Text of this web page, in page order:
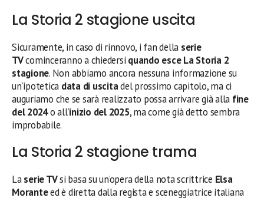
La Storia 2 stagione uscita
Sicuramente, in caso di rinnovo, i fan della serie
TVcominceranno a chiedersi quando esce La Storia 2
stagione. Non abbiamo ancora nessuna informazione su
un’ipotetica data di uscitadel prossimo capitolo, ma ci
auguriamo che se sarà realizzato possa arrivare già alla fine
del 2024o all’inizio del 2025, ma come già detto sembra
improbabile.
La Storia 2 stagione trama
Laserie TVsi basa su un’opera della nota scrittrice Elsa
Moranteed è diretta dalla regista e sceneggiatrice italiana